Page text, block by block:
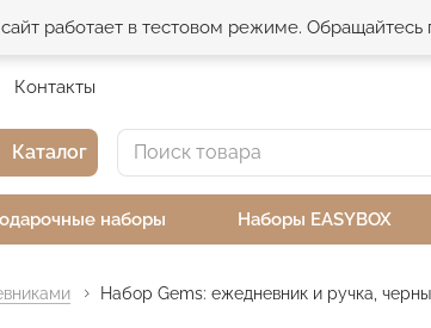
работает в тестовом режиме.
Контакты
Каталог
наборы Наборы EASYBOX
Набор Gems: ежедневник и ручка,